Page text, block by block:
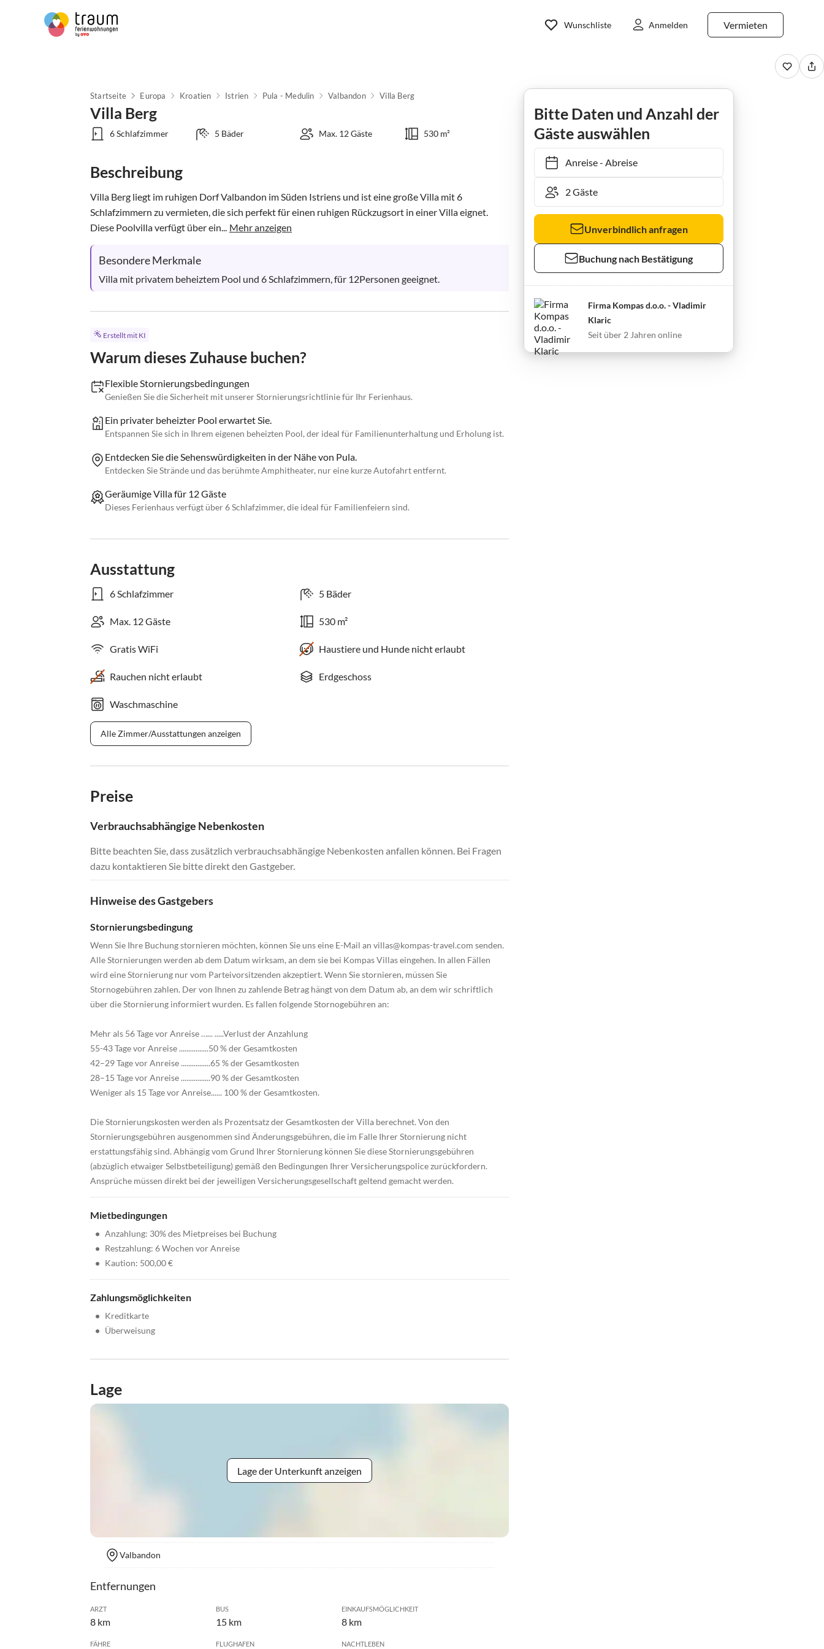
Vermieten
Wunschliste Anmelden
Startseite Europa Kroatien Istrien Pula - Medulin Valbandon Villa Berg
Villa Berg
6 Schlafzimmer 5 Bäder Max. 12 Gäste 530 m²
Beschreibung
Villa Berg liegt im ruhigen Dorf Valbandon im Süden Istriens und ist eine große Villa mit 6
Schlafzimmern zu vermieten, die sich perfekt für einen ruhigen Rückzugsort in einer Villa eignet.
Diese Poolvilla verfügt über ein... Mehr anzeigen
Besondere Merkmale
Villa mit privatem beheiztem Pool und 6 Schlafzimmern, für 12Personen geeignet.
Erstellt mit KI
Warum dieses Zuhause buchen?
Flexible Stornierungsbedingungen
Genießen Sie die Sicherheit mit unserer Stornierungsrichtlinie für Ihr Ferienhaus.
Ein privater beheizter Pool erwartet Sie.
Entspannen Sie sich in Ihrem eigenen beheizten Pool, der ideal für Familienunterhaltung und Erholung ist.
Entdecken Sie die Sehenswürdigkeiten in der Nähe von Pula.
Entdecken Sie Strände und das berühmte Amphitheater, nur eine kurze Autofahrt entfernt.
Geräumige Villa für 12 Gäste
Dieses Ferienhaus verfügt über 6 Schlafzimmer, die ideal für Familienfeiern sind.
Ausstattung
6 Schlafzimmer 5 Bäder
Max. 12 Gäste 530 m²
Gratis WiFi Haustiere und Hunde nicht erlaubt
Rauchen nicht erlaubt Erdgeschoss
Waschmaschine
Alle Zimmer/Ausstattungen anzeigen
Preise
Verbrauchsabhängige Nebenkosten
Bitte beachten Sie, dass zusätzlich verbrauchsabhängige Nebenkosten anfallen können. Bei Fragen
dazu kontaktieren Sie bitte direkt den Gastgeber.
Hinweise des Gastgebers
Stornierungsbedingung
Wenn Sie Ihre Buchung stornieren möchten, können Sie uns eine E-Mail an villas@kompas-travel.com senden.
Alle Stornierungen werden ab dem Datum wirksam, an dem sie bei Kompas Villas eingehen. In allen Fällen
wird eine Stornierung nur vom Parteivorsitzenden akzeptiert. Wenn Sie stornieren, müssen Sie
Stornogebühren zahlen. Der von Ihnen zu zahlende Betrag hängt von dem Datum ab, an dem wir schriftlich
über die Stornierung informiert wurden. Es fallen folgende Stornogebühren an:
Mehr als 56 Tage vor Anreise …... .....Verlust der Anzahlung
55-43 Tage vor Anreise ................50 % der Gesamtkosten
42–29 Tage vor Anreise ................65 % der Gesamtkosten
28–15 Tage vor Anreise ................90 % der Gesamtkosten
Weniger als 15 Tage vor Anreise...... 100 % der Gesamtkosten.
Die Stornierungskosten werden als Prozentsatz der Gesamtkosten der Villa berechnet. Von den
Stornierungsgebühren ausgenommen sind Änderungsgebühren, die im Falle Ihrer Stornierung nicht
erstattungsfähig sind. Abhängig vom Grund Ihrer Stornierung können Sie diese Stornierungsgebühren
(abzüglich etwaiger Selbstbeteiligung) gemäß den Bedingungen Ihrer Versicherungspolice zurückfordern.
Ansprüche müssen direkt bei der jeweiligen Versicherungsgesellschaft geltend gemacht werden.
Mietbedingungen
• Anzahlung: 30% des Mietpreises bei Buchung
• Restzahlung: 6 Wochen vor Anreise
• Kaution: 500,00 €
Zahlungsmöglichkeiten
• Kreditkarte
• Überweisung
Lage
Lage der Unterkunft anzeigen
Valbandon
Entfernungen
ARZT
8 km
BUS
15 km
EINKAUFSMÖGLICHKEIT
8 km
FÄHRE FLUGHAFEN NACHTLEBEN
Bitte Daten und Anzahl der
Gäste auswählen
Anreise- Abreise
Unverbindlich anfragen
Buchung nach Bestätigung
Firma Kompas d.o.o. - Vladimir
Klaric
Seit über 2 Jahren online